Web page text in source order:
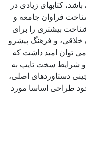
کتابهای زیادی در
فراوان جامعه و
بیشتری را برای
و فرهنگ پیشرو
توان امید داشت که
و شرایط سخت تایپ به
دستاوردهای اصلی،
طراحی اساسا مورد